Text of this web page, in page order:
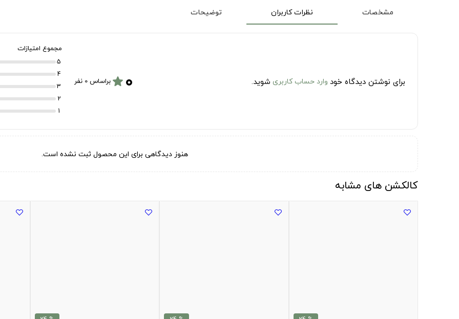
مشخصات نظرات کاربران توضیحات
برای نوشتن دیدگاه خود وارد حساب کاربری شوید. ۰ starبراساس 0 نفر
مجموع امتیازات
5
4
3
2
1
هنوز دیدگاهی برای این محصول ثبت نشده است.
کالکشن های مشابه